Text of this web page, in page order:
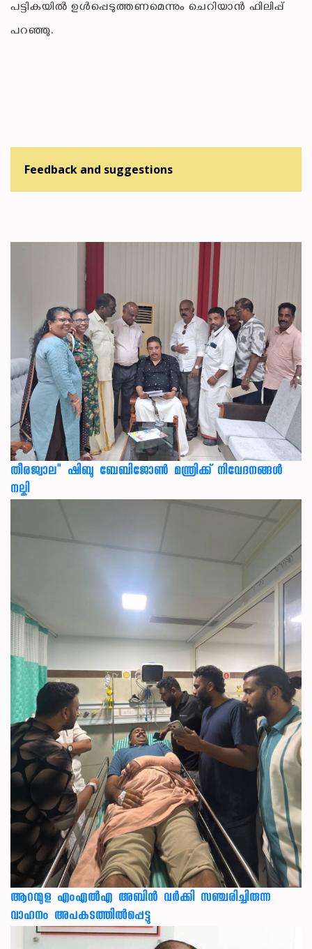
പട്ടികയിൽ ഉൾപ്പെടുത്തണമെന്നും ചെറിയാൻ ഫിലിപ്പ്
പറഞ്ഞു.
Feedback and suggestions
തീരജ്വാല" ഷിബു ബേബിജോൺ മന്ത്രിക്ക് നിവേദനങ്ങള്‍
നല്കി
ആറന്മുള എംഎൽഎ അബിൻ വർക്കി സഞ്ചരിച്ചിരുന്ന
വാഹനം അപകടത്തിൽപ്പെട്ടു